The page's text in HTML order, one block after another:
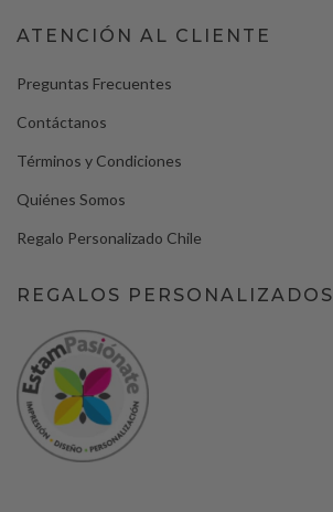
ATENCIÓN AL CLIENTE
Preguntas Frecuentes
Contáctanos
Términos y Condiciones
Quiénes Somos
Regalo Personalizado Chile
REGALOS PERSONALIZADOS